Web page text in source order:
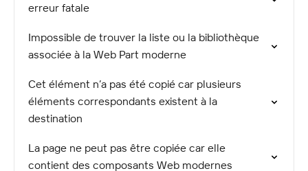
erreur fatale
Impossible de trouver la liste ou la bibliothèque
associée à la Web Part moderne
Cet élément n’a pas été copié car plusieurs
éléments correspondants existent à la
destination
La page ne peut pas être copiée car elle
contient des composants Web modernes